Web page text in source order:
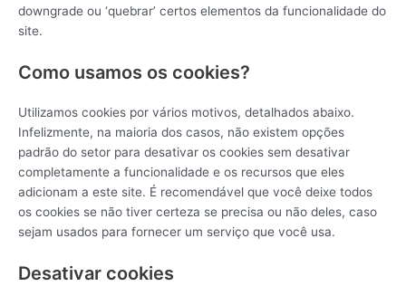
downgrade ou ‘quebrar’ certos elementos da funcionalidade do
site.
Como usamos os cookies?
Utilizamos cookies por vários motivos, detalhados abaixo.
Infelizmente, na maioria dos casos, não existem opções
padrão do setor para desativar os cookies sem desativar
completamente a funcionalidade e os recursos que eles
adicionam a este site. É recomendável que você deixe todos
os cookies se não tiver certeza se precisa ou não deles, caso
sejam usados ​​para fornecer um serviço que você usa.
Desativar cookies